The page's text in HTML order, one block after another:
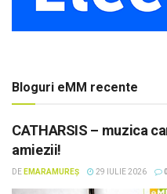
Bloguri eMM recente
CATHARSIS – muzica
amiezii!
DE EMARAMUREȘ 29 IULIE 2026 0